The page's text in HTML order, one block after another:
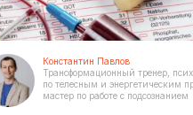
Константин Павлов
Трансформационный тренер,
по телесным и энергетическим
мастер по работе с подсознанием